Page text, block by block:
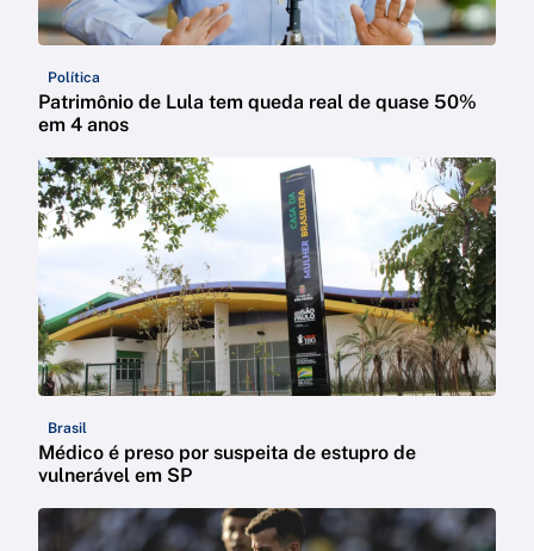
Política
Patrimônio de Lula tem queda real de quase 50%
em 4 anos
Brasil
Médico é preso por suspeita de estupro de
vulnerável em SP